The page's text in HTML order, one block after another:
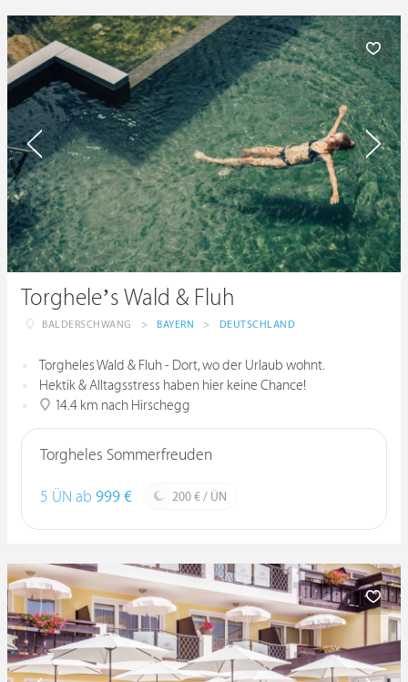
Torghele’s Wald & Fluh
BALDERSCHWANG > BAYERN > DEUTSCHLAND
Torgheles Wald & Fluh - Dort, wo der Urlaub wohnt.
Hektik & Alltagsstress haben hier keine Chance!
14.4 km nach Hirschegg
Torgheles Sommerfreuden
5 ÜN ab 999 € 200 € / ÜN